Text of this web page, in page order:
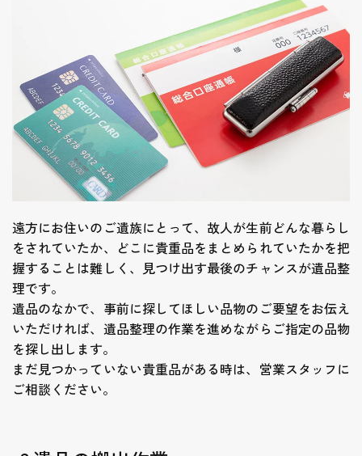
遠方にお住いのご遺族にとって、故人が生前どんな暮らし
をされていたか、どこに貴重品をまとめられていたかを把
握することは難しく、見つけ出す最後のチャンスが遺品整
理です。
遺品のなかで、事前に探してほしい品物のご要望をお伝え
いただければ、遺品整理の作業を進めながらご指定の品物
を探し出します。
まだ見つかっていない貴重品がある時は、営業スタッフに
ご相談ください。